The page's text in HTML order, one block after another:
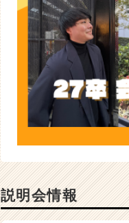
説明会情報